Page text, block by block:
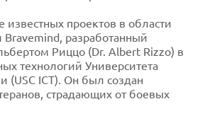
проектов в области
Bravemind, разработанный
Риццо (Dr. Albert Rizzo) в
технологий Университета
ICT). Он был создан
страдающих от боевых